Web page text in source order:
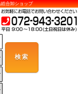
合卸ショップ